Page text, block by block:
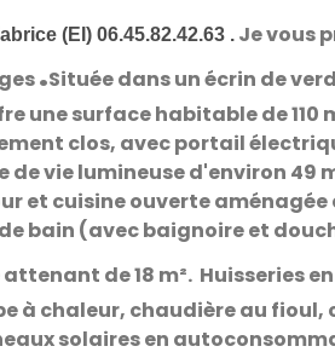
(EI) 06.45.82.42.63 . Je vous
.Située dans un écrin de
une surface habitable de110
clos, avecportail
de vie lumineused'environ 49
et cuisine ouverte aménagée
bain (avec baignoire et
de 18 m². Huisseries
à chaleur, chaudière au fioul,
solairesen